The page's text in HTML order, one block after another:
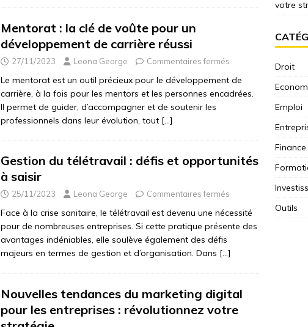
Mentorat : la clé de voûte pour un
développement de carrière réussi
27/11/2023 Leona George Commentaires fermés
Le mentorat est un outil précieux pour le développement de
carrière, à la fois pour les mentors et les personnes encadrées.
Il permet de guider, d’accompagner et de soutenir les
professionnels dans leur évolution, tout […]
Gestion du télétravail : défis et opportunités
à saisir
25/11/2023 Leona George Commentaires fermés
Face à la crise sanitaire, le télétravail est devenu une nécessité
pour de nombreuses entreprises. Si cette pratique présente des
avantages indéniables, elle soulève également des défis
majeurs en termes de gestion et d’organisation. Dans […]
Nouvelles tendances du marketing digital
pour les entreprises : révolutionnez votre
votre
Droit
Emploi
Finance
Outils